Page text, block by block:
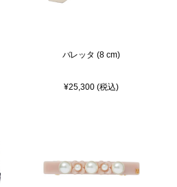
バレッタ (8 cm)
¥25,300 (税込)